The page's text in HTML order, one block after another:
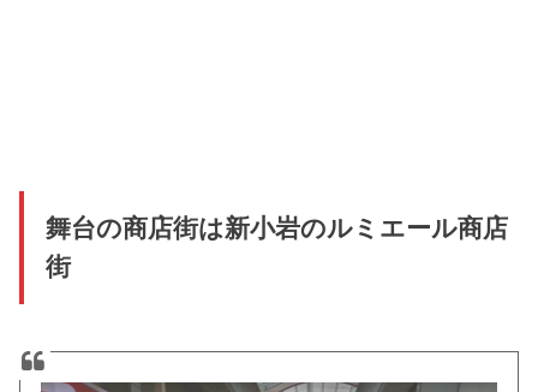
舞台の商店街は新小岩のルミエール商店
街